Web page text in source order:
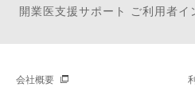
開業医支援サポート ご利用者イ
会社概要